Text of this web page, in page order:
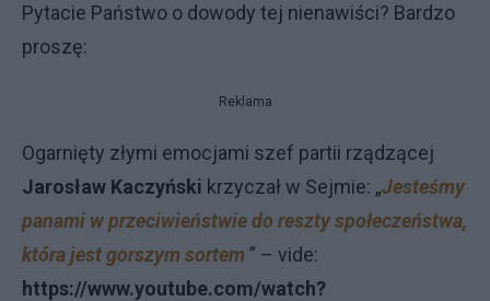
Pytacie Państwo o dowody tej nienawiści? Bardzo
proszę:
Reklama
Ogarnięty złymi emocjami szef partii rządzącej
Jarosław Kaczyński krzyczał w Sejmie: „Jesteśmy
panami w przeciwieństwie do reszty społeczeństwa,
która jest gorszym sortem ” – vide:
https://www.youtube.com/watch?